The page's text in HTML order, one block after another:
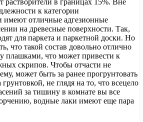
растворители в границах 15%. Вне
к категории
имеют отличные адгезионные
на древесные поверхности. Так,
для паркета и паркетной доски. Но
что такой состав довольно отлично
плашками, что может привести к
скрипов. Чтобы отчасти не
может быть за ранее прогрунтовать
не глядя на то, что всецело
за тишину в комнате вы все
водные лаки имеют еще пара